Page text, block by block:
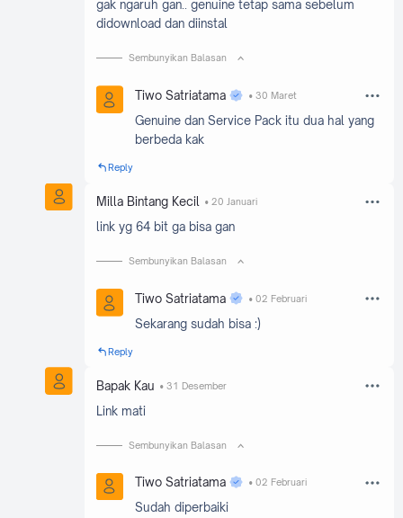
gak ngaruh gan.. genuine tetap sama sebelum
didownload dan diinstal
Sembunyikan Balasan
Tiwo Satriatama 30 Maret
Genuine dan Service Pack itu dua hal yang
berbeda kak
Reply
Milla Bintang Kecil 20 Januari
link yg 64 bit ga bisa gan
Sembunyikan Balasan
Tiwo Satriatama 02 Februari
Sekarang sudah bisa :)
Reply
Bapak Kau 31 Desember
Link mati
Sembunyikan Balasan
Tiwo Satriatama 02 Februari
Sudah diperbaiki